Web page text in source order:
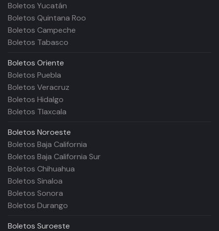
Boletos Yucatán
Boletos Quintana Roo
Boletos Campeche
Boletos Tabasco
Boletos Oriente
Boletos Puebla
Boletos Veracruz
Boletos Hidalgo
Boletos Tlaxcala
Boletos Noroeste
Boletos Baja California
Boletos Baja California Sur
Boletos Chihuahua
Boletos Sinaloa
Boletos Sonora
Boletos Durango
Boletos Suroeste